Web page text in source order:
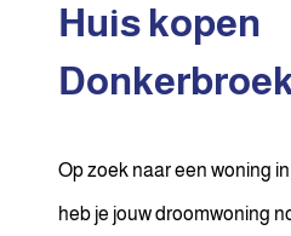
Huis kopen
Op zoek naar een woning
heb je jouw droomwoning